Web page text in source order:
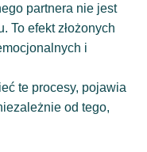
partnera nie jest
To efekt złożonych
i
te procesy, pojawia
od tego,